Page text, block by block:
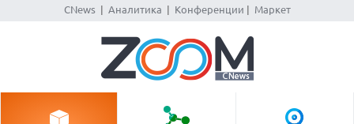
CNews| Аналитика Конференции Маркет